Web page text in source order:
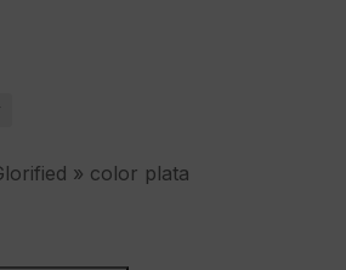
» color plata